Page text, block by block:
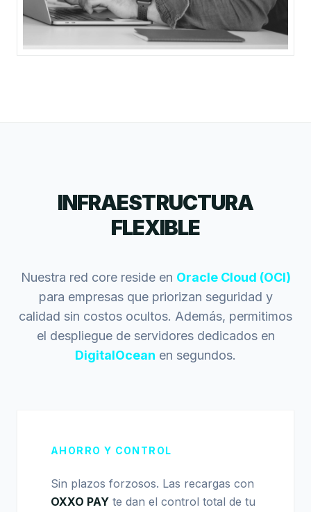
INFRAESTRUCTURA
FLEXIBLE
Nuestra red core reside en Oracle Cloud (OCI)
para empresas que priorizan seguridad y
calidad sin costos ocultos. Además, permitimos
el despliegue de servidores dedicados en
DigitalOcean en segundos.
AHORRO Y CONTROL
Sin plazos forzosos. Las recargas con
OXXO PAY te dan el control total de tu